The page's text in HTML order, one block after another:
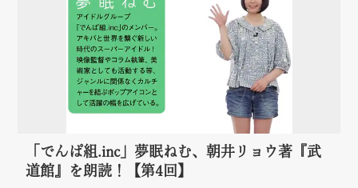
「でんぱ組.inc」夢眠ねむ、朝井リョウ著『武
道館』を朗読！【第4回】